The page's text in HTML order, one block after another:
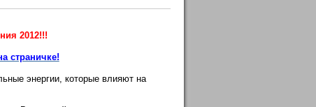
2012!!!
страничке!
энергии, которые влияют на